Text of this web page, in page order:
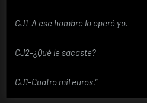
CJ1-A ese hombre lo operé yo.
CJ2-¿Qué le sacaste?
CJ1-Cuatro mil euros.”